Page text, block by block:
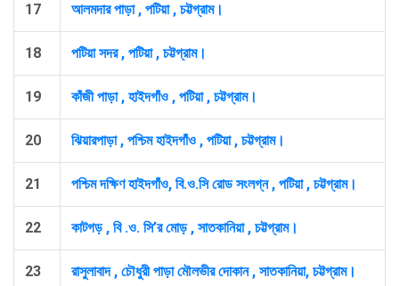
17 আলমদার পাড়া , পটিয়া , চট্টগ্রাম।
18 পটিয়া সদর , পটিয়া , চট্টগ্রাম।
19 কাঁজী পাড়া , হাইদগাঁও , পটিয়া , চট্টগ্রাম।
20 ঝিয়ারপাড়া , পশ্চিম হাইদগাঁও , পটিয়া , চট্টগ্রাম।
21 পশ্চিম দক্ষিণ হাইদগাঁও, বি.ও.সি রোড সংলগ্ন , পটিয়া , চট্টগ্রাম।
22 কাটগড় , ‍বি .ও. সি’র মোড় , সাতকানিয়া , চট্টগ্রাম।
23 রাসুলাবাদ , চৌধুরী পাড়া মৌলভীর দোকান , সাতকানিয়া, চট্টগ্রাম।